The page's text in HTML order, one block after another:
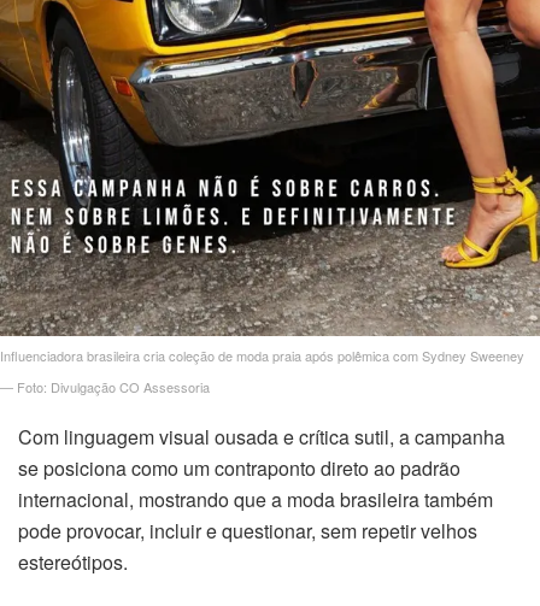
panel
panel
panel
Panel
Panel
panel
Panel
Influenciadora brasileira cria coleção de moda praia após polêmica com Sydney Sweeney
— Foto: Divulgação CO Assessoria
Com linguagem visual ousada e crítica sutil, a campanha
se posiciona como um contraponto direto ao padrão
internacional, mostrando que a moda brasileira também
pode provocar, incluir e questionar, sem repetir velhos
estereótipos.